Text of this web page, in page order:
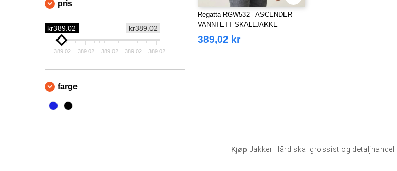
pris
kr389.02
kr389.02
389.02 389.02 389.02 389.02 389.02
farge
Regatta RGW532 - ASCENDER
VANNTETT SKALLJAKKE
389,02 kr
Kjøp Jakker Hård skal grossist og detaljhandel